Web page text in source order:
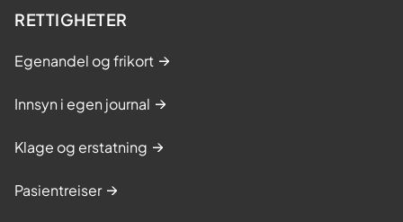
RETTIGHETER
Egenandel og frikort
Innsyn i egen journal
Klage og erstatning
Pasientreiser